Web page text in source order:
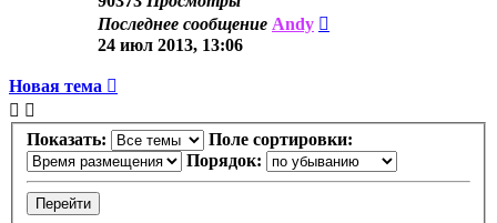
Последнее сообщение Andy
24 июл 2013, 13:06
Новая тема
Показать:
Поле сортировки:
Порядок: